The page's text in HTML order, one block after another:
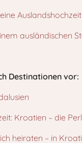
Auslandshochzeit
ausländischen
Destinationen vor:
Kroatien – die
heiraten – in